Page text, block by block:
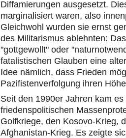
Diffamierungen ausgesetzt.
marginalisiert waren, also
Gleichwohl wurden sie ernst
des Militarismus ablehnten:
"gottgewollt" oder
fatalistischen Glauben eine
Idee nämlich, dass Frieden
Pazifistenverfolgung ihren
Seit den 1990er Jahren kam
friedenspolitischen
Golfkriege, den Kosovo-Krieg,
Afghanistan-Krieg. Es zeigte